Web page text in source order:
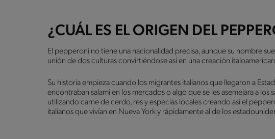
¿CUÁL ES EL ORIGEN DEL
El pepperoni no tiene una nacionalidad precisa, aunque su nombre
unión de dos culturas convirtiéndose así en una creación
Su historia empieza cuando los migrantes italianos que llegaron a
encontraban salami en los mercados o algo que se les asemejara a los
utilizando carne de cerdo, res y especias locales creando así el
italianos que vivían en Nueva York y rápidamente al de los